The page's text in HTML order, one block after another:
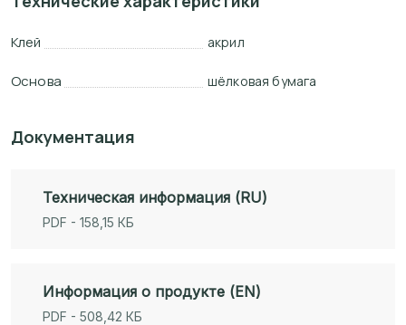
Клей акрил
Основа шёлковая бумага
Документация
Техническая информация (RU)
PDF - 158,15 КБ
Информация о продукте (EN)
PDF - 508,42 КБ